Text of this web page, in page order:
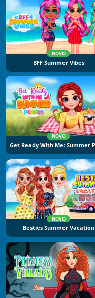
NOVO
BFF Summer Vibes
NOVO
NOVO
Besties Summer Vacation